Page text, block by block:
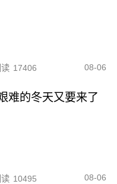
17406 08-06
难的冬天又要来了
10495 08-06